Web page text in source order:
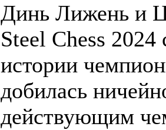
Динь Лижень и
Steel Chess
истории
добилась
действующим